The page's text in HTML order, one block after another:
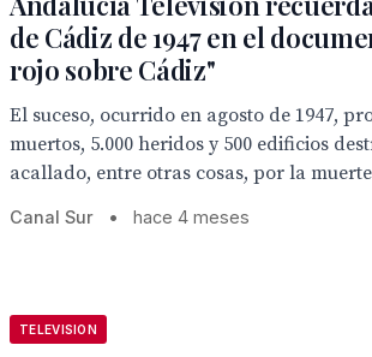
de Cádiz de 1947 en el
rojo sobre Cádiz"
El suceso, ocurrido en agosto de 1947,
muertos, 5.000 heridos y 500 edificios
acallado, entre otras cosas, por la
Canal Sur • hace 4 meses
TELEVISION